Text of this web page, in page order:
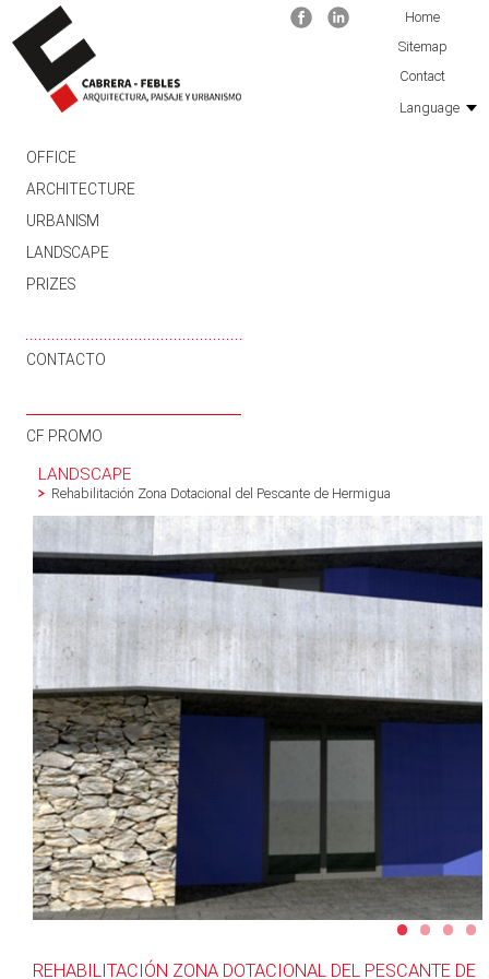
SKIP TO CONTENT
OFFICE
ARCHITECTURE
URBANISM
LANDSCAPE
PRIZES
CONTACTO
CF PROMO
FacebookLinkedin
Home
Sitemap
Contact
Language
LANDSCAPE
Rehabilitación Zona Dotacional del Pescante de Hermigua
••••
REHABILITACIÓN ZONA DOTACIONAL DEL PESCANTE DE